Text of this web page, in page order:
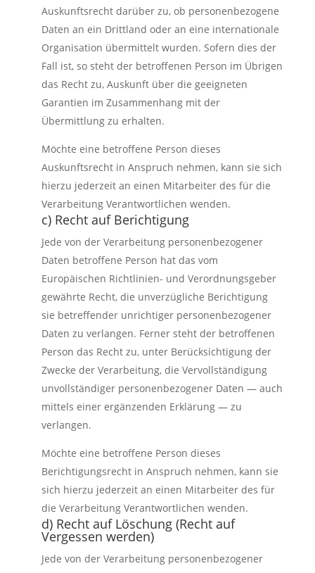
Auskunftsrecht darüber zu, ob personenbezogene
Daten an ein Drittland oder an eine internationale
Organisation übermittelt wurden. Sofern dies der
Fall ist, so steht der betroffenen Person im Übrigen
das Recht zu, Auskunft über die geeigneten
Garantien im Zusammenhang mit der
Übermittlung zu erhalten.
Möchte eine betroffene Person dieses
Auskunftsrecht in Anspruch nehmen, kann sie sich
hierzu jederzeit an einen Mitarbeiter des für die
Verarbeitung Verantwortlichen wenden.
c) Recht auf Berichtigung
Jede von der Verarbeitung personenbezogener
Daten betroffene Person hat das vom
Europäischen Richtlinien- und Verordnungsgeber
gewährte Recht, die unverzügliche Berichtigung
sie betreffender unrichtiger personenbezogener
Daten zu verlangen. Ferner steht der betroffenen
Person das Recht zu, unter Berücksichtigung der
Zwecke der Verarbeitung, die Vervollständigung
unvollständiger personenbezogener Daten — auch
mittels einer ergänzenden Erklärung — zu
verlangen.
Möchte eine betroffene Person dieses
Berichtigungsrecht in Anspruch nehmen, kann sie
sich hierzu jederzeit an einen Mitarbeiter des für
die Verarbeitung Verantwortlichen wenden.
d) Recht auf Löschung (Recht auf
Vergessen werden)
Jede von der Verarbeitung personenbezogener